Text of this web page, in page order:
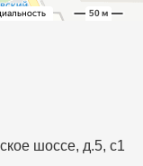
шоссе, д.5, с1